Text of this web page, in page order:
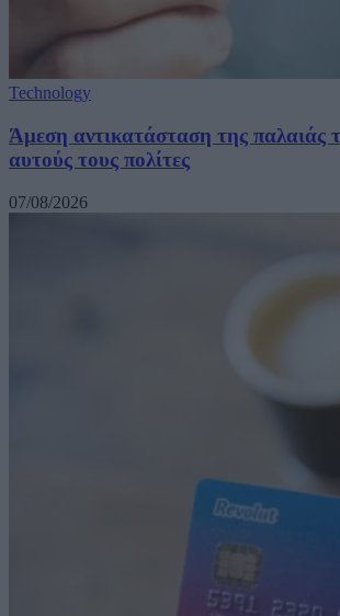
Technology
Άμεση αντικατάσταση της παλαιάς
αυτούς τους πολίτες
07/08/2026